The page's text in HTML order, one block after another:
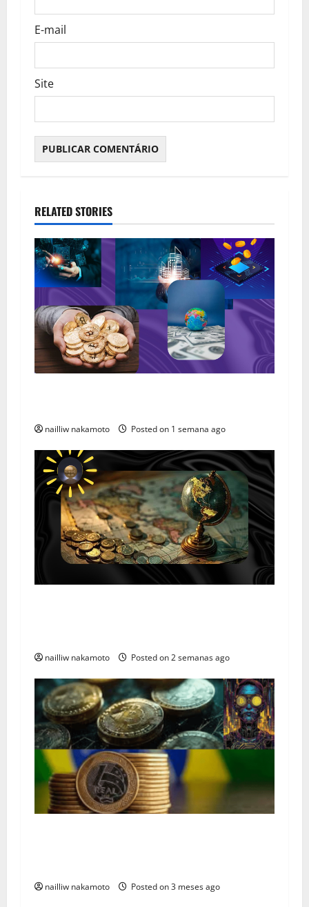
E-mail
Site
RELATED STORIES
nailliw nakamoto Posted on 1 semana ago
nailliw nakamoto Posted on 2 semanas ago
nailliw nakamoto Posted on 3 meses ago